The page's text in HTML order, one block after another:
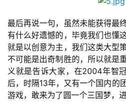
2
0
2
5
第
十
三
最后再说一句，虽然未能获得最
有什么好遗憾的，毕竟我们也懂
就是以创意为主，我们这类大型
不可能是出奇制胜的，所以就是
义就是告诉大家，在2004年智
后，时隔13年，又有一个国内的
游戏，敢来为了圆一个三国梦，